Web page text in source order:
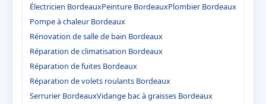
Électricien BordeauxPeinture BordeauxPlombier Bordeaux
Pompe à chaleur Bordeaux
Rénovation de salle de bain Bordeaux
Réparation de climatisation Bordeaux
Réparation de fuites Bordeaux
Réparation de volets roulants Bordeaux
Serrurier BordeauxVidange bac à graisses Bordeaux